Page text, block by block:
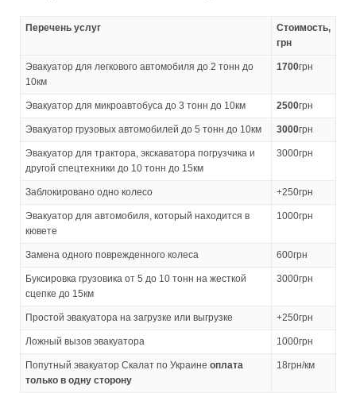
Перечень услуг
Стоимость,
грн
Эвакуатор для легкового автомобиля до 2 тонн до
10км
1700грн
Эвакуатор для микроавтобуса до 3 тонн до 10км 2500грн
Эвакуатор грузовых автомобилей до 5 тонн до 10км 3000грн
Эвакуатор для трактора, экскаватора погрузчика и
другой спецтехники до 10 тонн до 15км
3000грн
Заблокировано одно колесо +250грн
Эвакуатор для автомобиля, который находится в
кювете
1000грн
Замена одного поврежденного колеса 600грн
Буксировка грузовика от 5 до 10 тонн на жесткой
сцепке до 15км
3000грн
Простой эвакуатора на загрузке или выгрузке +250грн
Ложный вызов эвакуатора 1000грн
Попутный эвакуатор Скалат по Украине оплата
только в одну сторону
18грн/км